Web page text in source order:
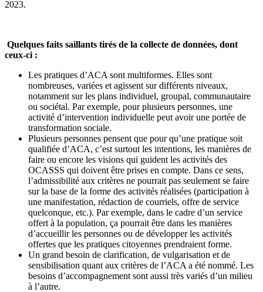
2023.
Quelques faits saillants tirés de la collecte de données, dont
ceux-ci :
Les pratiques d’ACA sont multiformes. Elles sont
nombreuses, variées et agissent sur différents niveaux,
notamment sur les plans individuel, groupal, communautaire
ou sociétal. Par exemple, pour plusieurs personnes, une
activité d’intervention individuelle peut avoir une portée de
transformation sociale.
Plusieurs personnes pensent que pour qu’une pratique soit
qualifiée d’ACA, c’est surtout les intentions, les manières de
faire ou encore les visions qui guident les activités des
OCASSS qui doivent être prises en compte. Dans ce sens,
l’admissibilité aux critères ne pourrait pas seulement se faire
sur la base de la forme des activités réalisées (participation à
une manifestation, rédaction de courriels, offre de service
quelconque, etc.). Par exemple, dans le cadre d’un service
offert à la population, ça pourrait être dans les manières
d’accueillir les personnes ou de développer les activités
offertes que les pratiques citoyennes prendraient forme.
Un grand besoin de clarification, de vulgarisation et de
sensibilisation quant aux critères de l’ACA a été nommé. Les
besoins d’accompagnement sont aussi très variés d’un milieu
à l’autre.